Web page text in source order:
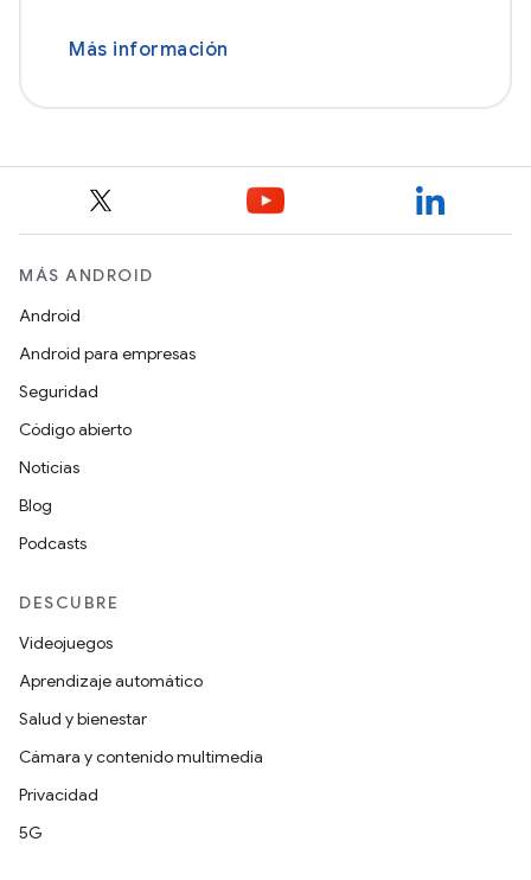
Más información
MÁS ANDROID
Android
Android para empresas
Seguridad
Código abierto
Noticias
Blog
Podcasts
DESCUBRE
Videojuegos
Aprendizaje automático
Salud y bienestar
Cámara y contenido multimedia
Privacidad
5G